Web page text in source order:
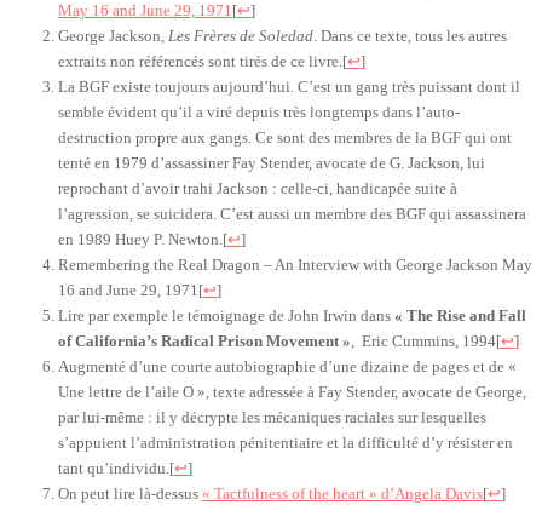
May 16 and June 29, 1971 [↩]
George Jackson, Les Frères de Soledad. Dans ce texte, tous les autres
extraits non référencés sont tirés de ce livre.[↩]
La BGF existe toujours aujourd’hui. C’est un gang très puissant dont il
semble évident qu’il a viré depuis très longtemps dans l’auto-
destruction propre aux gangs. Ce sont des membres de la BGF qui ont
tenté en 1979 d’assassiner Fay Stender, avocate de G. Jackson, lui
reprochant d’avoir trahi Jackson : celle-ci, handicapée suite à
l’agression, se suicidera. C’est aussi un membre des BGF qui assassinera
en 1989 Huey P. Newton.[↩]
Remembering the Real Dragon – An Interview with George Jackson May
16 and June 29, 1971 [↩]
Lire par exemple le témoignage de John Irwin dans « The Rise and Fall
of California’s Radical Prison Movement », Eric Cummins, 1994[↩]
Augmenté d’une courte autobiographie d’une dizaine de pages et de «
Une lettre de l’aile O », texte adressée à Fay Stender, avocate de George,
par lui-même : il y décrypte les mécaniques raciales sur lesquelles
s’appuient l’administration pénitentiaire et la difficulté d’y résister en
tant qu’individu.[↩]
On peut lire là-dessus « Tactfulness of the heart » d’Angela Davis[↩]